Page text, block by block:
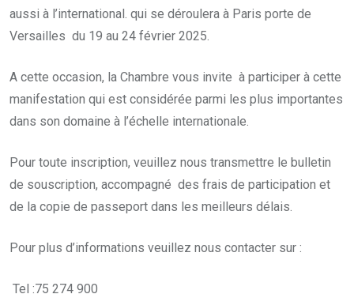
aussi à l’international. qui se déroulera à Paris porte de
Versailles du 19 au 24 février 2025.
A cette occasion, la Chambre vous invite à participer à cette
manifestation qui est considérée parmi les plus importantes
dans son domaine à l’échelle internationale.
Pour toute inscription, veuillez nous transmettre le bulletin
de souscription, accompagné des frais de participation et
de la copie de passeport dans les meilleurs délais.
Pour plus d’informations veuillez nous contacter sur :
Tel :75 274 900